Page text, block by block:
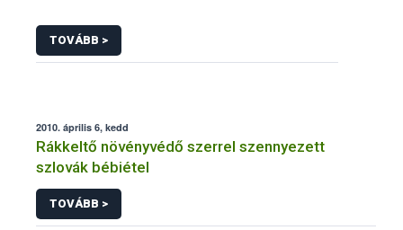
TOVÁBB >
2010. április 6, kedd
Rákkeltő növényvédő szerrel szennyezett
szlovák bébiétel
TOVÁBB >